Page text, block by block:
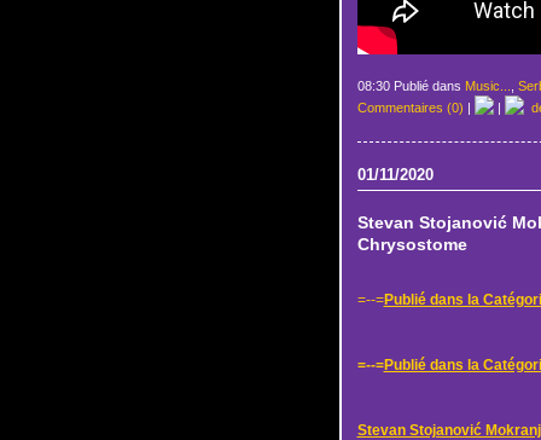
08:30 Publié dans Music...
Commentaires (0)
|
01/11/2020
Stevan Stojanović
Chrysostome
=--=Publié dans la
=--=Publié dans la
Stevan Stojanović